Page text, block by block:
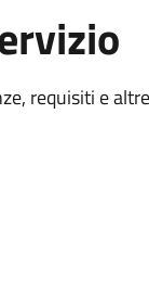
requisiti e